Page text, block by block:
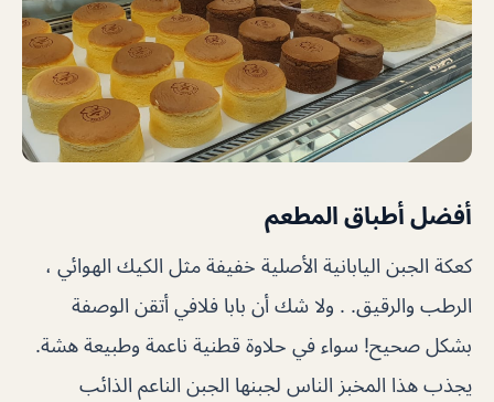
أفضل أطباق المطعم
كعكة الجبن اليابانية الأصلية خفيفة مثل الكيك الهوائي ،
الرطب والرقيق. . ولا شك أن بابا فلافي أتقن الوصفة
بشكل صحيح! سواء في حلاوة قطنية ناعمة وطبيعة هشة.
يجذب هذا المخبز الناس لجبنها الجبن الناعم الذائب